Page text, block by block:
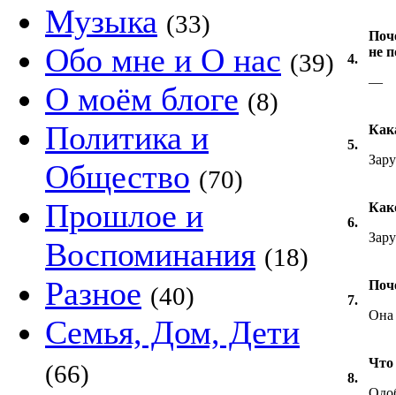
Музыка (33)
Обо мне и О нас (39)
О моём блоге (8)
Политика и
Общество (70)
Прошлое и
Воспоминания (18)
Разное (40)
Семья, Дом, Дети
(66)
4.
не
—
5.
6.
7.
Она
8.
Что